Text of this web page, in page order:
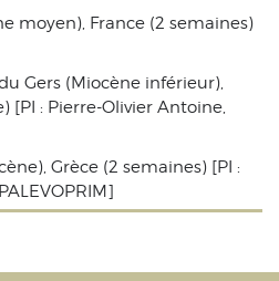
moyen), France (2 semaines)
Gers (Miocène inférieur),
[PI : Pierre-Olivier Antoine,
Grèce (2 semaines) [PI :